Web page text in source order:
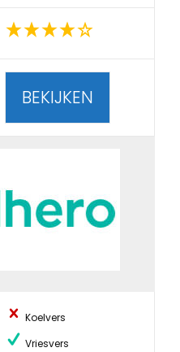
BEKIJKEN
Koelvers
Vriesvers